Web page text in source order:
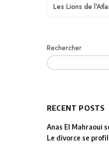
TAGS
Les Lions de
Rechercher
RECENT POSTS
Anas El Mahraoui
Le divorce se